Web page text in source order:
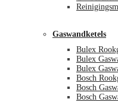
Gaswandketels
Bulex
Bulex
Bulex
Bosch
Bosch
Bosch